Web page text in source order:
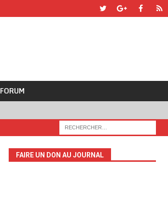
FORUM
FAIRE UN DON AU JOURNAL